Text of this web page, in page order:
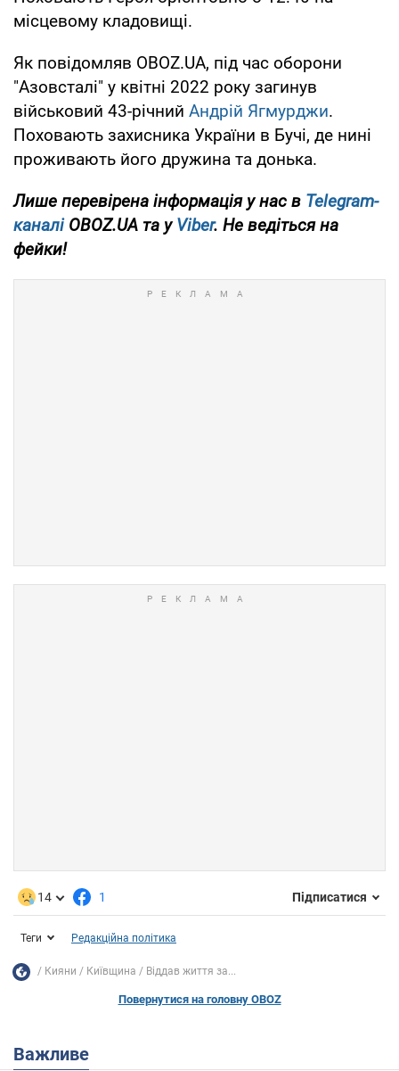
місцевому кладовищі.
Як повідомляв OBOZ.UA, під час оборони
"Азовсталі" у квітні 2022 року загинув
військовий 43-річний Андрій Ягмурджи.
Поховають захисника України в Бучі, де нині
проживають його дружина та донька.
Лише перевірена інформація у нас в Telegram-
каналіOBOZ.UA та уViber. Не ведіться на
фейки!
14 1 Підписатися
Теги Редакційна політика
Кияни Київщина Віддав життя за...
Повернутися на головну OBOZ
Важливе